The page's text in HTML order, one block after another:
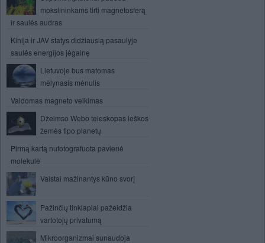
mokslininkams tirti magnetosferą
ir saulės audras
Kinija ir JAV statys didžiausią pasaulyje
saulės energijos jėgainę
Lietuvoje bus matomas
mėlynasis mėnulis
Valdomas magneto veikimas
Džeimso Webo teleskopas ieškos
žemės tipo planetų
Pirmą kartą nufotografuota pavienė
molekulė
Vaistai mažinantys kūno svorį
Pažinčių tinklapiai pažeidžia
vartotojų privatumą
Mikroorganizmai sunaudoja